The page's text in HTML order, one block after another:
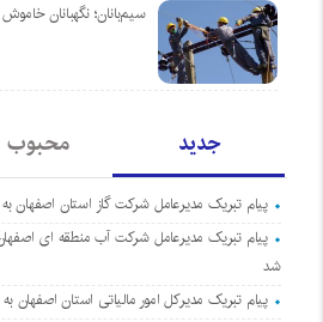
سیم‌بانان؛ نگهبانان
جدید محبوب
پیام تبریک مدیرعامل شرکت گاز استان اصفهان به مناسبت ۱۷
پیام تبریک مدیرعامل شرکت آب منطقه ای
شد
پیام تبریک مدیرکل امور مالیاتی استان اصفهان